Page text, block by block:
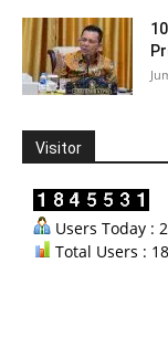
Visitor
Users Today :
Total Users :